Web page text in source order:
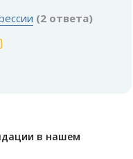
(2 ответа)
в нашем